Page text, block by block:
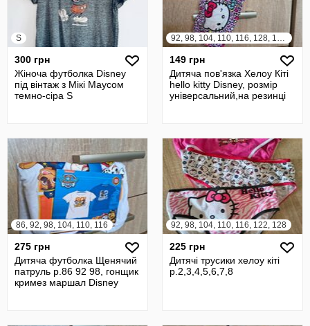
S
300 грн
Жіноча футболка Disney
під вінтаж з Мікі Маусом
темно-сіра S
92, 98, 104, 110, 116, 128, 134, 140, 146
149 грн
Дитяча пов'язка Хелоу Кіті
hello kitty Disney, розмір
універсальний,на резинці
86, 92, 98, 104, 110, 116
275 грн
Дитяча футболка Щенячий
патруль р.86 92 98, гонщик
кримез маршал Disney
92, 98, 104, 110, 116, 122, 128
225 грн
Дитячі трусики хелоу кіті
р.2,3,4,5,6,7,8